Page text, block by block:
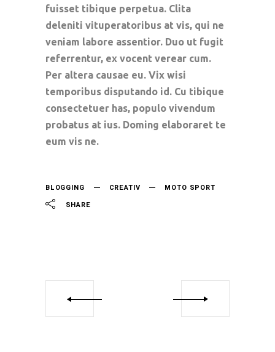
fuisset tibique perpetua. Clita
deleniti vituperatoribus at vis, qui ne
veniam labore assentior. Duo ut fugit
referrentur, ex vocent verear cum.
Per altera causae eu. Vix wisi
temporibus disputando id. Cu tibique
consectetuer has, populo vivendum
probatus at ius. Doming elaboraret te
eum vis ne.
BLOGGING CREATIV
MOTO SPORT
SHARE